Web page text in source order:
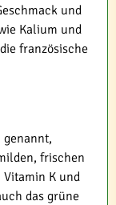
und
Kalium und
französische
frischen
Vitamin K und
das grüne